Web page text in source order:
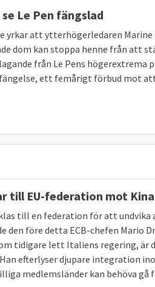
Le Pen fängslad
yrkar att ytterhögerledaren
dom kan stoppa henne från att
från Le Pens högerextrema
ett femårigt förbud mot
till EU-federation mot Kina
till en federation för att
den före detta ECB-chefen Mario
tidigare lett Italiens regering, är
efterlyser djupare integration
medlemsländer kan behöva